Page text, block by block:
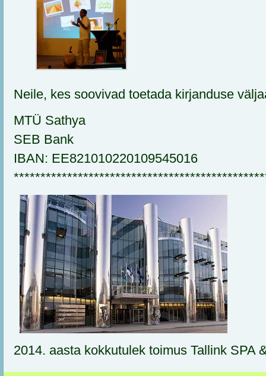
Neile, kes soovivad toetada kirjanduse
MTÜ Sathya
SEB Bank
IBAN: EE821010220109545016
2014. aasta kokkutulek toimus Tallink SPA